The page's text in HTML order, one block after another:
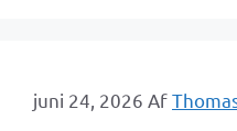
juni 24, 2026 Af